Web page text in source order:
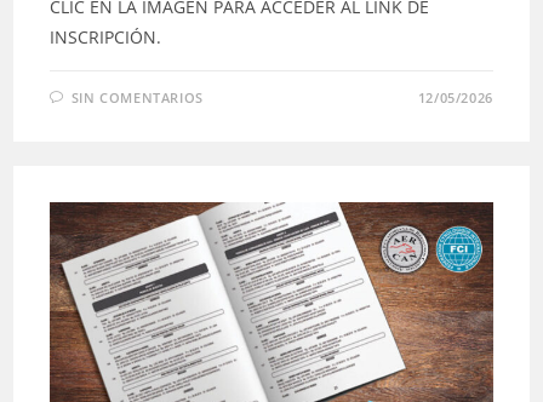
CLIC EN LA IMAGEN PARA ACCEDER AL LINK DE
INSCRIPCIÓN.
SIN COMENTARIOS 12/05/2026